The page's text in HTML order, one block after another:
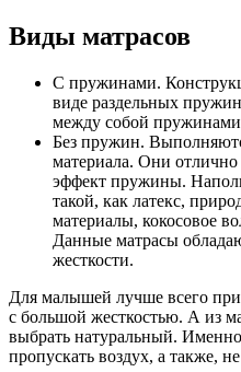
Виды матрасов
С пружинами.
виде раздельных
между собой
Без пружин.
материала. Они
эффект пружины.
такой, как латекс,
материалы, кокосовое
Данные матрасы
жесткости.
Для малышей лучше всего
с большой жесткостью. А из
выбрать натуральный.
пропускать воздух, а также,